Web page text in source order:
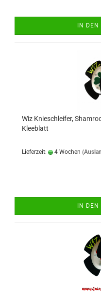
IN
Wiz Knieschleifer,
Kleeblatt
Lieferzeit: 4 Wochen
IN